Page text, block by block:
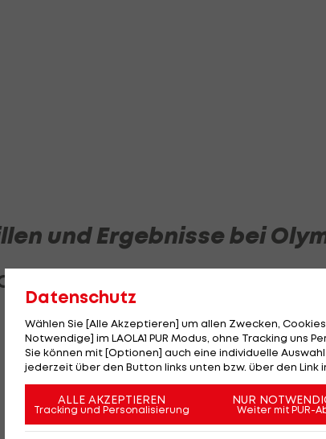
und Ergebnisse bei
Teilnehmer:innen in Peking
Datenschutz
Wählen Sie [Alle Akzeptieren] um allen Zwecken,
Notwendige] im LAOLA1 PUR Modus, ohne Tracking uns
Sie können mit [Optionen] auch eine individuelle
jederzeit über den Button links unten bzw. über den Link
ALLE AKZEPTIEREN
Tracking und Personalisierung
NUR
Weiter mit PUR-